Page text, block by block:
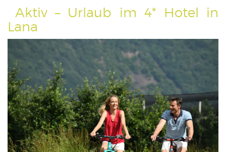
Aktiv – Urlaub im 4* Hotel in
Lana